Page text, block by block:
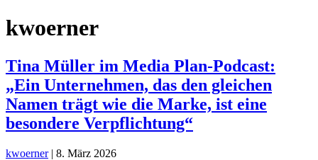
kwoerner
Tina Müller im Media Plan-Podcast:
„Ein Unternehmen, das den gleichen
Namen trägt wie die Marke, ist eine
besondere Verpflichtung“
kwoerner | 8. März 2026